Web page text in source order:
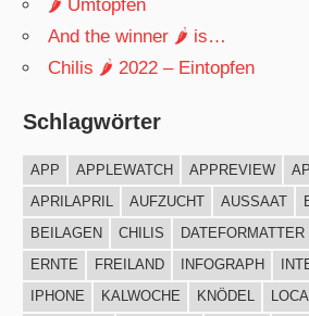
🌶 Umtopfen
And the winner 🌶 is…
Chilis 🌶 2022 – Eintopfen
Schlagwörter
APP APPLEWATCH APPREVIEW
APRILAPRIL
AUFZUCHT AUSSAAT
BEILAGEN
CHILIS DATEFORMATTER
ERNTE
FREILAND INFOGRAPH
IPHONE
KALWOCHE KNÖDEL